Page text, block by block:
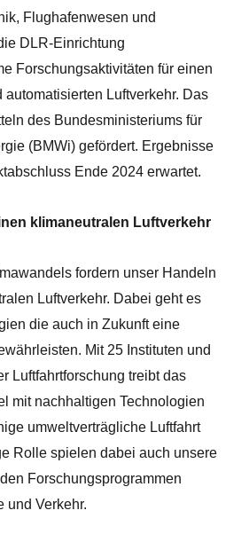
Flughafenwesen und
DLR-Einrichtung
Forschungsaktivitäten für einen
Luftverkehr. Das
des Bundesministeriums für
(BMWi) gefördert. Ergebnisse
Ende 2024 erwartet.
klimaneutralen Luftverkehr
fordern unser Handeln
Luftverkehr. Dabei geht es
die auch in Zukunft eine
Mit 25 Instituten und
Luftfahrtforschung treibt das
mit nachhaltigen Technologien
umweltverträgliche Luftfahrt
Rolle spielen dabei auch unsere
Forschungsprogrammen
und Verkehr.